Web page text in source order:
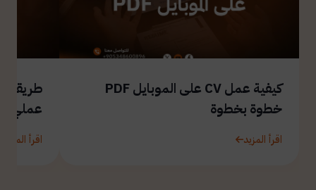
كيفية عمل CV على الموبايل PDF
خطوة بخطوة
اقرأ المزيد
طريقة
عملي
اقرأ المزيد